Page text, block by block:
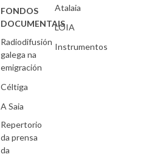
FONDOS
DOCUMENTAIS
Radiodifusión
galega na
emigración
Céltiga
A Saia
Repertorio
da prensa
da
Atalaia
LOIA
Instrumentos